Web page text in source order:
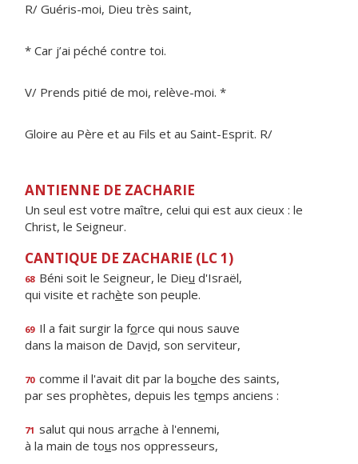
R/ Guéris-moi, Dieu très saint,
* Car j’ai péché contre toi.
V/ Prends pitié de moi, relève-moi. *
Gloire au Père et au Fils et au Saint-Esprit. R/
ANTIENNE DE ZACHARIE
Un seul est votre maître, celui qui est aux cieux : le
Christ, le Seigneur.
CANTIQUE DE ZACHARIE (LC 1)
68 Béni soit le Seigneur, le Dieu d'Israël,
qui visite et rachète son peuple.
69 Il a fait surgir la force qui nous sauve
dans la maison de David, son serviteur,
70 comme il l'avait dit par la bouche des saints,
par ses prophètes, depuis les temps anciens :
71 salut qui nous arrache à l'ennemi,
à la main de tous nos oppresseurs,